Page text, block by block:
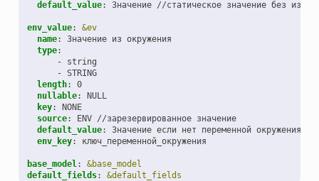
default_value: Значение //статическое значение без
env_value:
&ev
name:
Значение из окружения
type:
-
string
- STRING
length:
0
nullable:
NULL
key:
NONE
source:
ENV //зарезервированное значение
default_value:
Значение если нет переменной окружения
env_key: ключ_переменной_окружения
base_model :
&base_model
default_fields: &default_fields